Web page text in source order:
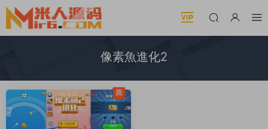
像素魚進化2
薦